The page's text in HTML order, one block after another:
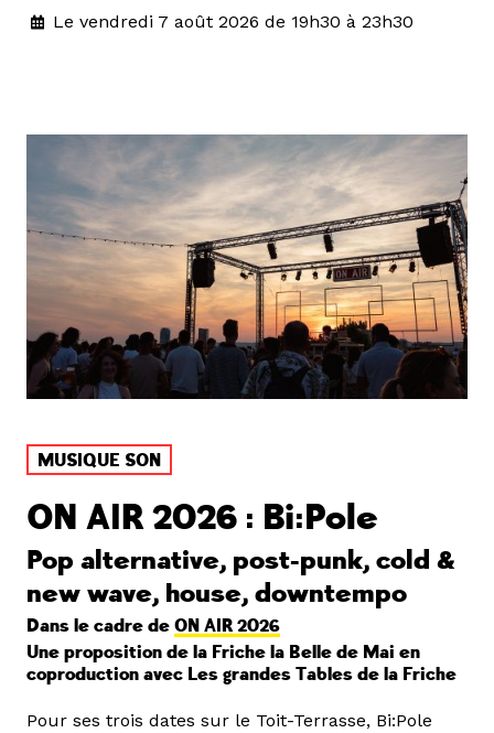
Le vendredi 7 août 2026 de 19h30 à 23h30
MUSIQUE SON
ON AIR 2026 : Bi:Pole
Pop alternative, post-punk, cold &
new wave, house, downtempo
Dans le cadre de ON AIR 2026
Une proposition de la Friche la Belle de Mai en
coproduction avec Les grandes Tables de la Friche
Pour ses trois dates sur le Toit-Terrasse, Bi:Pole